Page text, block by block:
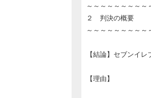
～～～～～～～～
２ 判決の概要
～～～～～～～～
【結論】セブンイ
【理由】